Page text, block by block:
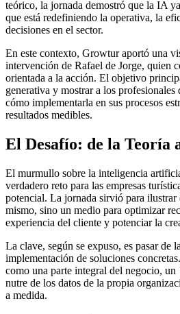
teórico, la jornada demostró que la IA
que está redefiniendo la operativa, la
decisiones en el sector.
En este contexto, Growtur aportó una
intervención de Rafael de Jorge, quien
orientada a la acción. El objetivo
generativa y mostrar a los
cómo implementarla en sus procesos
resultados medibles.
El Desafío: de la Teoría
El murmullo sobre la inteligencia
verdadero reto para las empresas
potencial. La jornada sirvió para
mismo, sino un medio para optimizar
experiencia del cliente y potenciar la
La clave, según se expuso, es pasar de
implementación de soluciones
como una parte integral del negocio, un
nutre de los datos de la propia
a medida.